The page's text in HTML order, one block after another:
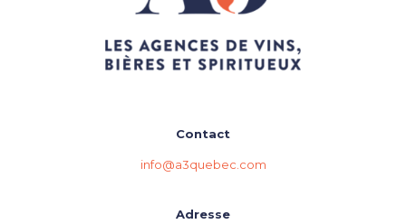
Contact
info@a3quebec.com
Adresse